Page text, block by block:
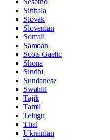
Sesotho
Sinhala
Slovak
Slovenian
Somali
Samoan
Scots Gaelic
Shona
Sindhi
Sundanese
Swahili
Tajik
Tamil
Telugu
Thai
Ukrainian